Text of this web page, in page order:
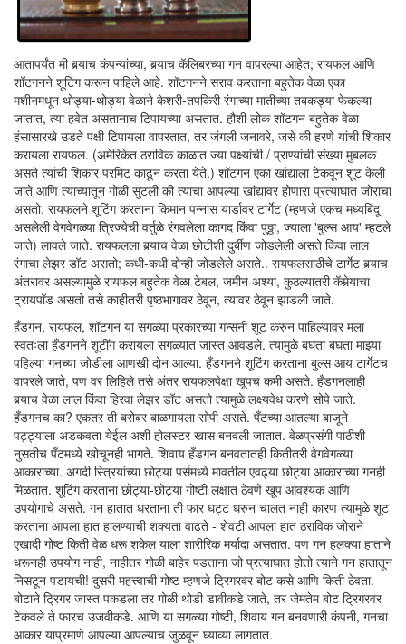
आतापर्यंत मी बर्‍याच कंपन्यांच्या, बर्‍याच कॅलिबरच्या गन वापरल्या आहेत; रायफल आणि
शॉटगनने शूटिंग करून पाहिले आहे. शॉटगनने सराव करताना बहुतेक वेळा एका
मशीनमधून थोड्या-थोड्या वेळाने केशरी-तपकिरी रंगाच्या मातीच्या तबकड्या फेकल्या
जातात, त्या हवेत असतानाच टिपायच्या असतात. हौशी लोक शॉटगन बहुतेक वेळा
हंसासारखे उडते पक्षी टिपायला वापरतात, तर जंगली जनावरे, जसे की हरणे यांची शिकार
करायला रायफल. (अमेरिकेत ठराविक काळात ज्या पक्ष्यांची / प्राण्यांची संख्या मुबलक
असते त्यांची शिकार परमिट काढून करता येते.) शॉटगन एका खांद्याला टेकवून शूट केली
जाते आणि त्याच्यातून गोळी सुटली की त्याचा आपल्या खांद्यावर होणारा प्रत्याघात जोराचा
असतो. रायफलने शूटिंग करताना किमान पन्नास यार्डावर टार्गेट (म्हणजे एकच मध्यबिंदू
असलेली वेगवेगळ्या त्रिज्येची वर्तुळे रंगवलेला कागद किंवा पुठ्ठा, ज्याला 'बुल्स आय' म्हटले
जाते) लावले जाते. रायफलला बर्‍याच वेळा छोटीशी दुर्बीण जोडलेली असते किंवा लाल
रंगाचा लेझर डॉट असतो; कधी-कधी दोन्ही जोडलेले असते.. रायफलसाठीचे टार्गेट बर्‍याच
अंतरावर असल्यामुळे रायफल बहुतेक वेळा टेबल, जमीन अश्या, कुठल्यातरी कॅमेर्‍याचा
ट्रायपॉड असतो तसे काहीतरी पृष्ठभागावर ठेवून, त्यावर ठेवून झाडली जाते.
हँडगन, रायफल, शॉटगन या सगळ्या प्रकारच्या गन्सनी शूट करुन पाहिल्यावर मला
स्वतःला हँडगनने शूटींग करायला सगळ्यात जास्त आवडले. त्यामुळे बघता बघता माझ्या
पहिल्या गनच्या जोडीला आणखी दोन आल्या. हँडगनने शूटिंग करताना बुल्स आय टार्गेटच
वापरले जाते, पण वर लिहिले तसे अंतर रायफलपेक्षा खूपच कमी असते. हँडगनलाही
बर्‍याच वेळा लाल किंवा हिरवा लेझर डॉट असतो त्यामुळे लक्ष्यवेध करणे सोपे जाते.
हँडगनच का? एकतर ती बरोबर बाळगायला सोपी असते. पँटच्या आतल्या बाजूने
पट्ट्याला अडकवता येईल अशी होलस्टर खास बनवली जातात. वेळप्रसंगी पाठीशी
नुसतीच पँटमध्ये खोचूनही भागते. शिवाय हँडगन बनवतातही कितीतरी वेगवेगळ्या
आकाराच्या. अगदी स्त्रियांच्या छोट्या पर्समध्ये मावतील एवढ्या छोट्या आकाराच्या गनही
मिळतात. शूटिंग करताना छोट्या-छोट्या गोष्टी लक्षात ठेवणे खूप आवश्यक आणि
उपयोगाचे असते. गन हातात धरताना ती फार घट्ट धरुन चालत नाही कारण त्यामुळे शूट
करताना आपला हात हालण्याची शक्यता वाढते - शेवटी आपला हात ठराविक जोराने
एखादी गोष्ट किती वेळ धरू शकेल याला शारीरिक मर्यादा असतात. पण गन हलक्या हाताने
धरूनही उपयोग नाही, नाहीतर गोळी बाहेर पडताना जो प्रत्याघात होतो त्याने गन हातातून
निसटून पडायची! दुसरी महत्त्वाची गोष्ट म्हणजे ट्रिगरवर बोट कसे आणि किती ठेवता.
बोटाने ट्रिगर जास्त पकडला तर गोळी थोडी डावीकडे जाते, तर जेमतेम बोट ट्रिगरवर
टेकवले ते फारच उजवीकडे. आणि या सगळ्या गोष्टी, शिवाय गन बनवणारी कंपनी, गनचा
आकार याप्रमाणे आपल्या आपल्याच जुळवून घ्याव्या लागतात.